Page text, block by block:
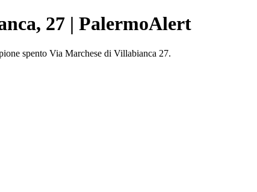
27 | PalermoAlert
spento Via Marchese di Villabianca 27.